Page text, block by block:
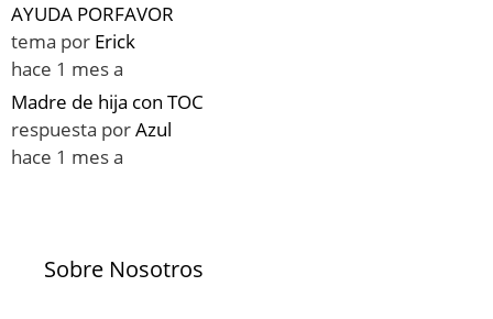
AYUDA PORFAVOR
tema por Erick
hace 1 mes a
Madre de hija con TOC
respuesta porAzul
hace 1 mes a
Sobre Nosotros